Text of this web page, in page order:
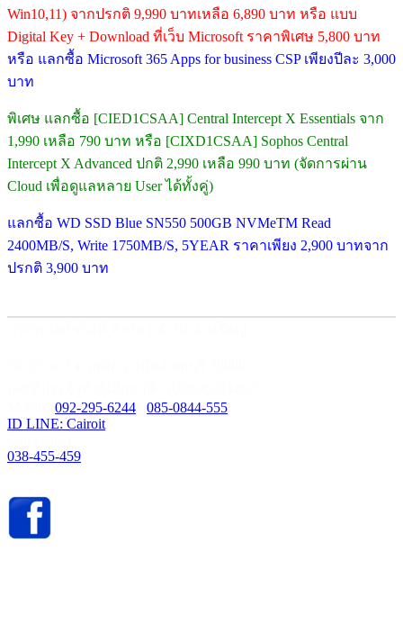
Win10,11) จากปรกติ 9,990 บาทเหลือ 6,890 บาท หรือ แบบ
Digital Key + Download ที่เว็บ Microsoft ราคาพิเศษ 5,800 บาท
หรือ แลกซื้อ Microsoft 365 Apps for business CSP เพียงปีละ 3,000
บาท
พิเศษ แลกซื้อ [CIED1CSAA] Central Intercept X Essentials จาก
1,990 เหลือ 790 บาท หรือ [CIXD1CSAA] Sophos Central
Intercept X Advanced ปกติ 2,990 เหลือ 990 บาท (จัดการผ่าน
Cloud เพื่อดูแลหลาย User ได้ทั้งคู่)
แลกซื้อ WD SSD Blue SN550 500GB NVMeTM Read
2400MB/S, Write 1750MB/S, 5YEAR ราคาเพียง 2,900 บาทจาก
ปรกติ 3,900 บาท
092-295-6244
085-0844-555
ID LINE: Cairoit
038-455-459